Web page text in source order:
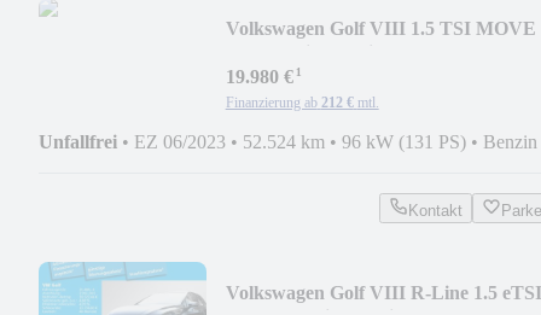
Volkswagen Golf VIII 1.5 TSI MOVE
19.980 €¹
Finanzierung ab 212 € mtl.
Unfallfrei • EZ 06/2023 • 52.524 km • 96 kW (131 PS) • Benzin
Kontakt
Volkswagen Golf VIII R-Line 1.5 eTSI